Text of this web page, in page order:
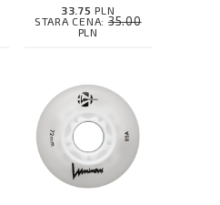
33.75 PLN
STARA CENA:35.00
PLN